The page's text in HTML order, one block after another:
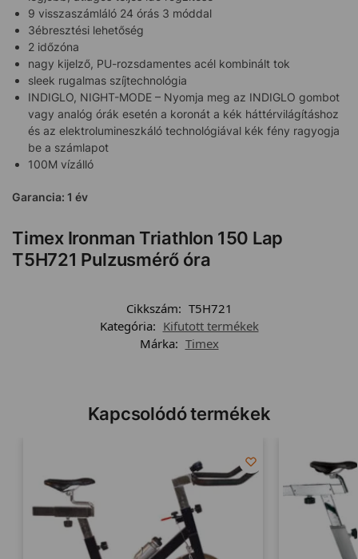
9 visszaszámláló 24 órás 3 móddal
3ébresztési lehetőség
2 időzóna
nagy kijelző, PU-rozsdamentes acél kombinált tok
sleek rugalmas szíjtechnológia
INDIGLO, NIGHT-MODE – Nyomja meg az INDIGLO gombot
vagy analóg órák esetén a koronát a kék háttérvilágításhoz
és az elektrolumineszkáló technológiával kék fény ragyogja
be a számlapot
100M vízálló
Garancia: 1 év
Timex Ironman Triathlon 150 Lap
T5H721 Pulzusmérő óra
Cikkszám: T5H721
Kategória: Kifutott termékek
Márka: Timex
Kapcsolódó termékek